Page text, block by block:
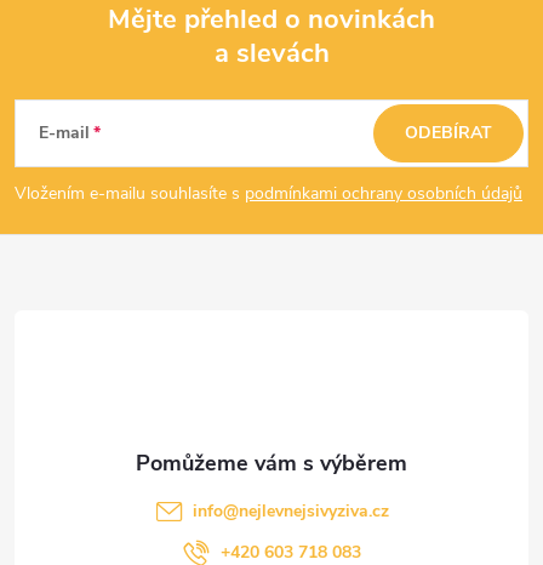
p
a
Mějte přehled o novinkách
a slevách
E-mail
Vložením e-mailu souhlasíte s podmínkami ochrany osobních údajů
ODEBÍRAT
info@nejlevnejsivyziva.cz
+420 603 718 083